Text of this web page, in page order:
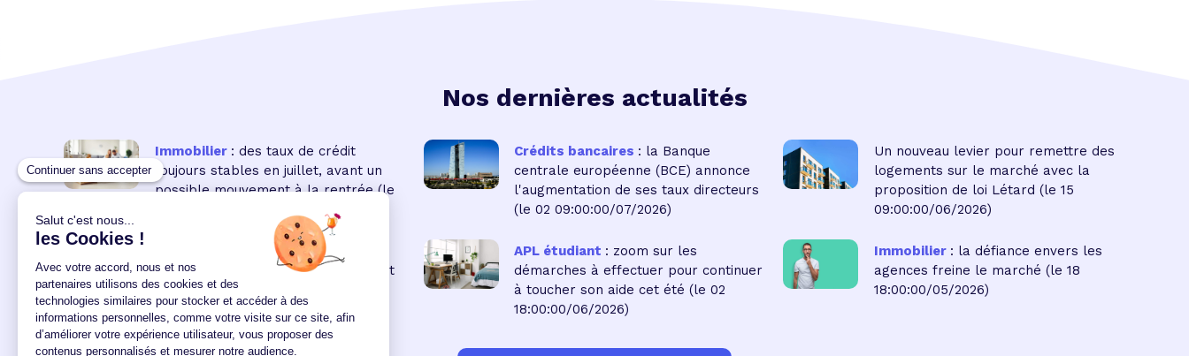
Nos dernières actualités
Immobilier : des taux de crédit
toujours stables en juillet, avant un
possible mouvement à la rentrée (le
Crédits bancaires : la Banque
centrale européenne (BCE) annonce
l'augmentation de ses taux directeurs
(le 02 09:00:00/07/2026)
Un nouveau levier pour remettre des
logements sur le marché avec la
proposition de loi Létard (le 15
09:00:00/06/2026)
: la remontée des
taux réduit encore le pouvoir d'achat
des acquéreurs
12:00:00/06/2026)
APL étudiant : zoom sur les
démarches à effectuer pour continuer
à toucher son aide cet été (le 02
18:00:00/06/2026)
Immobilier : la défiance envers les
agences freine le marché (le 18
18:00:00/05/2026)